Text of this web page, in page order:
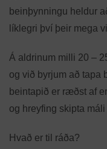
beinþynningu heldur
líklegri því þeir mega
Á aldrinum milli 20 –
og við byrjum að tapa
beintapið er ræðst af
og hreyfing skipta
Hvað er til ráða?